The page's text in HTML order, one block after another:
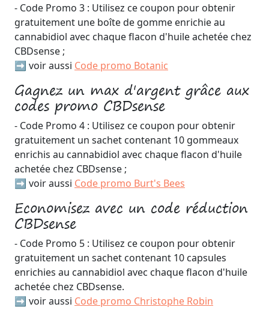
- Code Promo 3 : Utilisez ce coupon pour obtenir
gratuitement une boîte de gomme enrichie au
cannabidiol avec chaque flacon d'huile achetée chez
CBDsense ;
➡️ voir aussi Code promo Botanic
Gagnez un max d'argent grâce aux
codes promo CBDsense
- Code Promo 4 : Utilisez ce coupon pour obtenir
gratuitement un sachet contenant 10 gommeaux
enrichis au cannabidiol avec chaque flacon d'huile
achetée chez CBDsense ;
➡️ voir aussi Code promo Burt's Bees
Economisez avec un code réduction
CBDsense
- Code Promo 5 : Utilisez ce coupon pour obtenir
gratuitement un sachet contenant 10 capsules
enrichies au cannabidiol avec chaque flacon d'huile
achetée chez CBDsense.
➡️ voir aussi Code promo Christophe Robin